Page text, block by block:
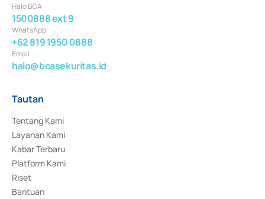
Halo BCA
1500888 ext 9
WhatsApp
+62 819 1950 0888
Email
halo@bcasekuritas.id
Tautan
Tentang Kami
Layanan Kami
Kabar Terbaru
Platform Kami
Riset
Bantuan